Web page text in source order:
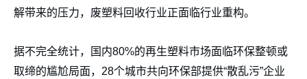
解带来的压力，废塑料回收行业正面临行业重构。
据不完全统计，国内80%的再生塑料市场面临环保整顿或
取缔的尴尬局面，28个城市共向环保部提供“散乱污”企业